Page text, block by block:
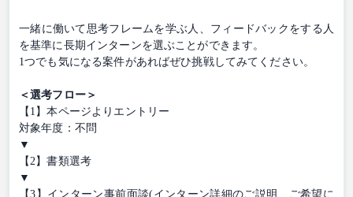
一緒に働いて思考フレームを学ぶ人、フィードバックをする人
を基準に長期インターンを選ぶことができます。
1つでも気になる案件があればぜひ挑戦してみてください。
＜選考フロー＞
【1】本ページよりエントリー
対象年度：不問
▼
【2】書類選考
▼
【3】インターン事前面談(インターン詳細のご説明、ご希望に